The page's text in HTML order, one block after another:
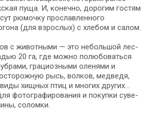
пу­ща. И, ко­неч­но, дорогим го­стям
рюмочку прославленного
(для взрос­лых) с хле­бом и са­лом.
с животными — это не­боль­шой лес­
20 га, где мож­но по­лю­бо­вать­ся
грациозными оленями и
рысь, волков, медведя,
хищных птиц и мно­гих дру­гих…
фо­то­гра­фи­ро­ва­ния и по­куп­ки су­ве­
со­лом­ки.